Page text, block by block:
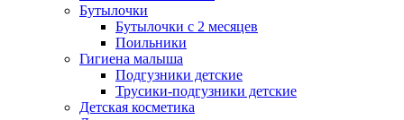
Бутылочки
Бутылочки с 2 месяцев
Поильники
Гигиена малыша
Подгузники детские
Трусики-подгузники детские
Детская косметика